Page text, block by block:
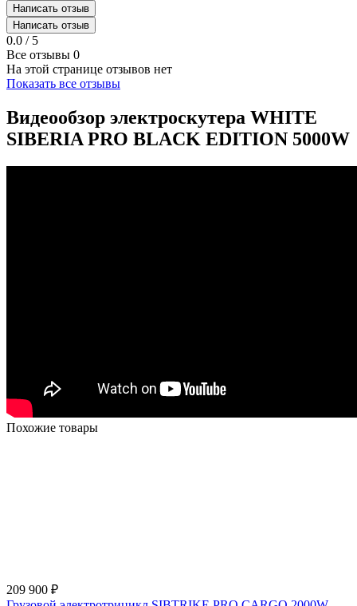
Написать отзыв
Написать отзыв
0.0 / 5
Все отзывы 0
На этой странице отзывов нет
Показать все отзывы
Видеообзор электроскутера WHITE
SIBERIA PRO BLACK EDITION 5000W
Похожие товары
209 900 ₽